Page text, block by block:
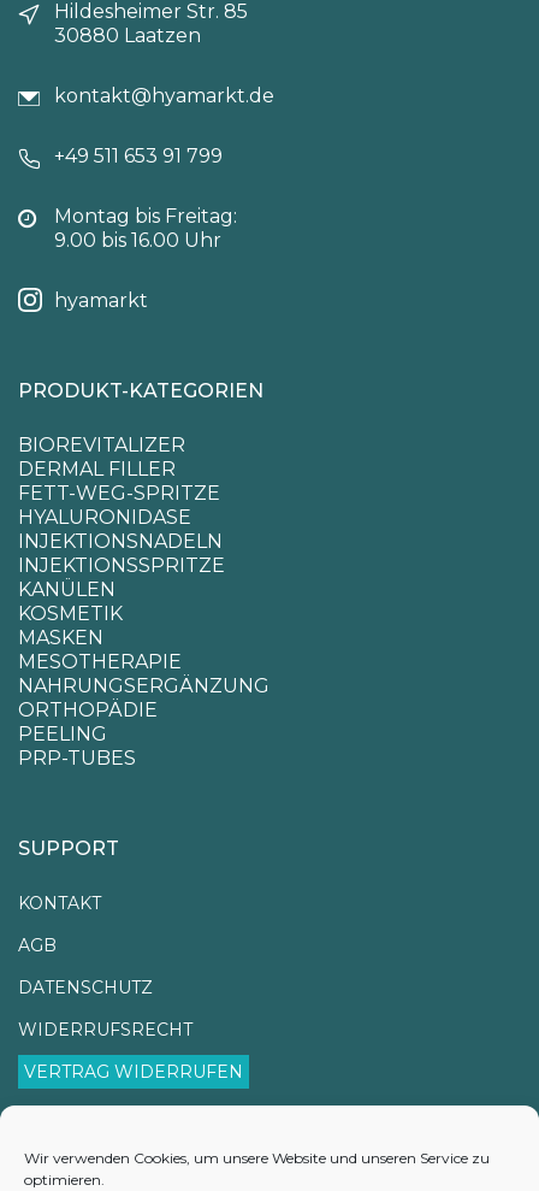
Wir verwenden Cookies, um unsere Website und unseren Service zu
optimieren.
Hildesheimer Str. 85
30880 Laatzen
kontakt@hyamarkt.de
+49 511 653 91 799
Montag bis Freitag:
9.00 bis 16.00 Uhr
hyamarkt
PRODUKT-KATEGORIEN
BIOREVITALIZER
DERMAL FILLER
FETT-WEG-SPRITZE
HYALURONIDASE
INJEKTIONSNADELN
INJEKTIONSSPRITZE
KANÜLEN
KOSMETIK
MASKEN
MESOTHERAPIE
NAHRUNGSERGÄNZUNG
ORTHOPÄDIE
PEELING
PRP-TUBES
SUPPORT
KONTAKT
AGB
DATENSCHUTZ
WIDERRUFSRECHT
VERTRAG WIDERRUFEN
VERSANDINFORMATIONEN